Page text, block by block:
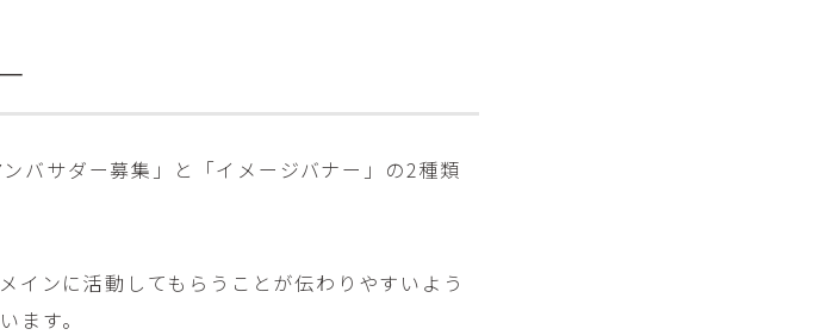
バサダー募集」と「イメージバナー」の2種類
インに活動してもらうことが伝わりやすいよう
ます。